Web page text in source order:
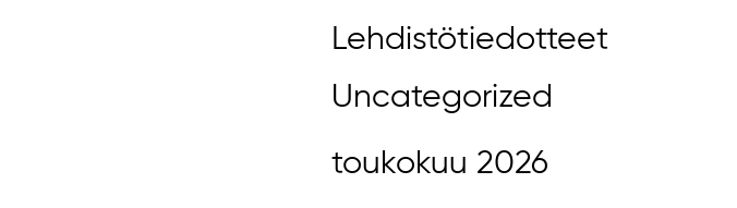
Lehdistötiedotteet
Uncategorized
toukokuu 2026